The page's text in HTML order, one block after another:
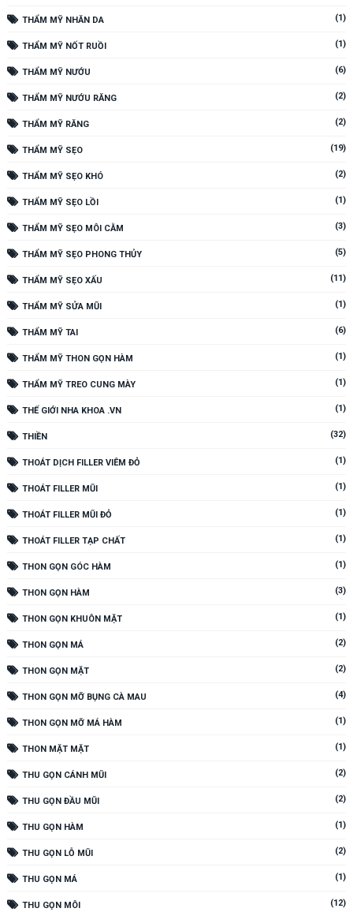
THẨM MỸ NHĂN DA (1)
THẨM MỸ NỐT RUỒI (1)
THẨM MỸ NƯỚU (6)
THẨM MỸ NƯỚU RĂNG (2)
THẨM MỸ RĂNG (2)
THẨM MỸ SẸO (19)
THẨM MỸ SẸO KHÓ (2)
THẨM MỸ SẸO LỒI (1)
THẨM MỸ SẸO MÔI CẰM (3)
THẨM MỸ SẸO PHONG THỦY (5)
THẨM MỸ SẸO XẤU (11)
THẨM MỸ SỬA MŨI (1)
THẨM MỸ TAI (6)
THẨM MỸ THON GỌN HÀM (1)
THẨM MỸ TREO CUNG MÀY (1)
THẾ GIỚI NHA KHOA .VN (1)
THIỀN (32)
THOÁT DỊCH FILLER VIÊM ĐỎ (1)
THOÁT FILLER MŨI (1)
THOÁT FILLER MŨI ĐỎ (1)
THOÁT FILLER TẠP CHẤT (1)
THON GỌN GÓC HÀM (1)
THON GỌN HÀM (3)
THON GỌN KHUÔN MẶT (1)
THON GỌN MÁ (2)
THON GỌN MẶT (2)
THON GỌN MỠ BỤNG CÀ MAU (4)
THON GỌN MỠ MÁ HÀM (1)
THON MẶT MẶT (1)
THU GỌN CÁNH MŨI (2)
THU GỌN ĐẦU MŨI (2)
THU GỌN HÀM (1)
THU GỌN LỖ MŨI (2)
THU GỌN MÁ (1)
THU GỌN MÔI (12)